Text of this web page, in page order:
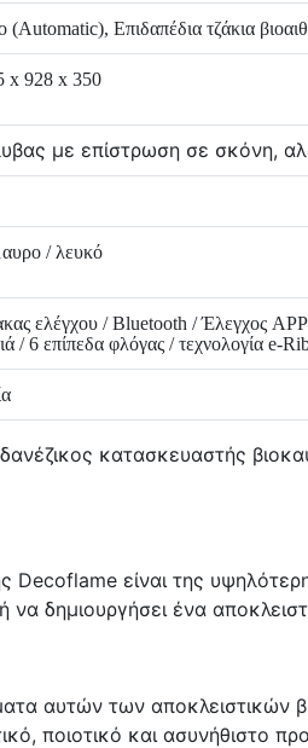
(Automatic), Επιδαπέδια τζάκια
x 928 x 350
με επίστρωση σε σκόνη,
/ λευκό
ελέγχου / Bluetooth / Έλεγχος
/ 6 επίπεδα φλόγας / τεχνολογία e-
κατασκευαστής
Decoflame είναι της
να δημιουργήσει ένα
αυτών των αποκλειστικών
ποιοτικό και ασυνήθιστο